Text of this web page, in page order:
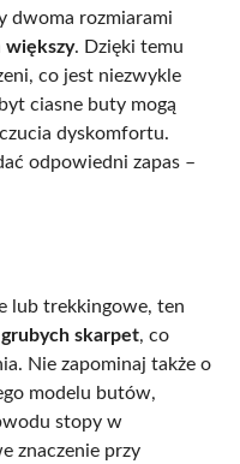
dwoma rozmiarami
większy. Dzięki temu
co jest niezwykle
ciasne buty mogą
dyskomfortu.
odpowiedni zapas –
lub trekkingowe, ten
grubych skarpet, co
Nie zapominaj także o
modelu butów,
stopy w
znaczenie przy